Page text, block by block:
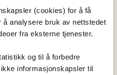
(cookies) for å få
å analysere bruk av nettstedet
fra eksterne tjenester.
og til å forbedre
informasjonskapsler til
2026